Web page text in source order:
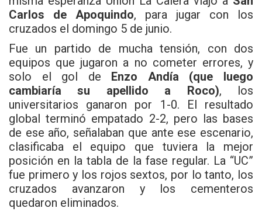
Carlos de Apoquindo, para jugar con los
cruzados el domingo 5 de junio.
Fue un partido de mucha tensión, con dos
equipos que jugaron a no cometer errores, y
solo el gol de Enzo Andía (que luego
cambiaría su apellido a Roco), los
universitarios ganaron por 1-0. El resultado
global terminó empatado 2-2, pero las bases
de ese año, señalaban que ante ese escenario,
clasificaba el equipo que tuviera la mejor
posición en la tabla de la fase regular. La “UC”
fue primero y los rojos sextos, por lo tanto, los
cruzados avanzaron y los cementeros
quedaron eliminados.